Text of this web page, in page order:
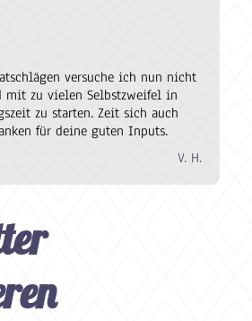
versuche ich nun nicht
mit zu vielen Selbstzweifel in
zu starten. Zeit sich auch
für deine guten Inputs.
V. H.